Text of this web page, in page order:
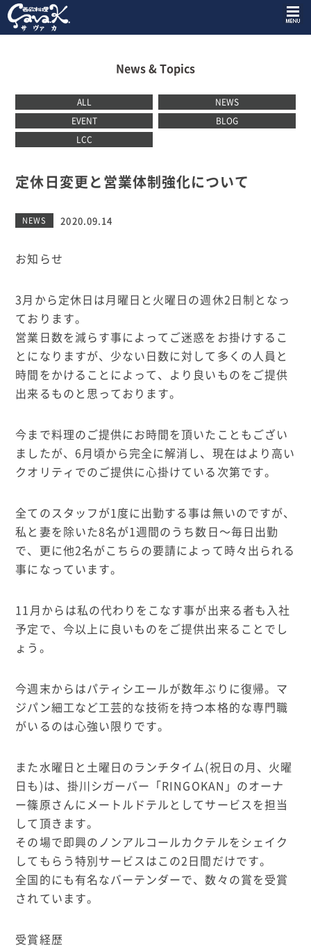
News & Topics
ALL
NEWS
EVENT
BLOG
LCC
定休日変更と営業体制強化について
NEWS 2020.09.14
お知らせ
3月から定休日は月曜日と火曜日の週休2日制となっ
ております。
営業日数を減らす事によってご迷惑をお掛けするこ
とになりますが、少ない日数に対して多くの人員と
時間をかけることによって、より良いものをご提供
出来るものと思っております。
今まで料理のご提供にお時間を頂いたこともござい
ましたが、6月頃から完全に解消し、現在はより高い
クオリティでのご提供に心掛けている次第です。
全てのスタッフが1度に出勤する事は無いのですが、
私と妻を除いた8名が1週間のうち数日〜毎日出勤
で、更に他2名がこちらの要請によって時々出られる
事になっています。
11月からは私の代わりをこなす事が出来る者も入社
予定で、今以上に良いものをご提供出来ることでし
ょう。
今週末からはパティシエールが数年ぶりに復帰。マ
ジパン細工など工芸的な技術を持つ本格的な専門職
がいるのは心強い限りです。
また水曜日と土曜日のランチタイム(祝日の月、火曜
日も)は、掛川シガーバー「RINGOKAN」のオーナ
ー篠原さんにメートルドテルとしてサービスを担当
して頂きます。
その場で即興のノンアルコールカクテルをシェイク
してもらう特別サービスはこの2日間だけです。
全国的にも有名なバーテンダーで、数々の賞を受賞
されています。
受賞経歴